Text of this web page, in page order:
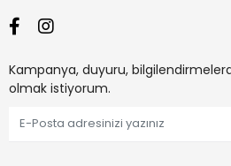
Kampanya, duyuru,
olmak istiyorum.